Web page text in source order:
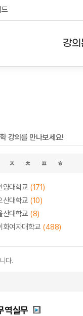
강
강의를 만나보세요!
ㅈ ㅊ ㅍ ㅎ
양대학교 (171)
산대학교 (10)
산대학교 (8)
화여자대학교 (488)
다.
역실무